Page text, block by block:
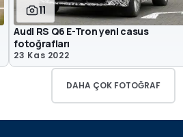
11
Audi RS Q6 E-Tron yeni casus
fotoğrafları
23 Kas 2022
DAHA ÇOK FOTOĞRAF